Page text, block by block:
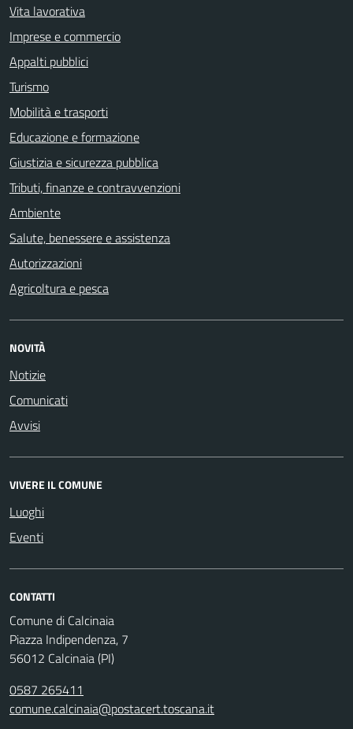
Vita lavorativa
Imprese e commercio
Appalti pubblici
Turismo
Mobilità e trasporti
Educazione e formazione
Giustizia e sicurezza pubblica
Tributi, finanze e contravvenzioni
Ambiente
Salute, benessere e assistenza
Autorizzazioni
Agricoltura e pesca
NOVITÀ
Notizie
Comunicati
Avvisi
VIVERE IL COMUNE
Luoghi
Eventi
CONTATTI
Comune di Calcinaia
Piazza Indipendenza, 7
56012 Calcinaia (PI)
0587 265411
comune.calcinaia@postacert.toscana.it